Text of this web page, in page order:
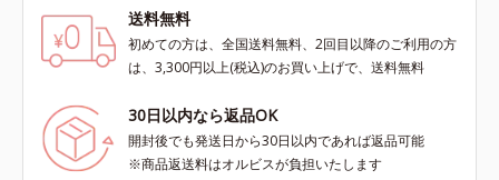
送料無料
初めての方は、全国送料無料、2回目以降のご利用の方
は、3,300円以上(税込)のお買い上げで、送料無料
30日以内なら返品OK
開封後でも発送日から30日以内であれば返品可能
※商品返送料はオルビスが負担いたします